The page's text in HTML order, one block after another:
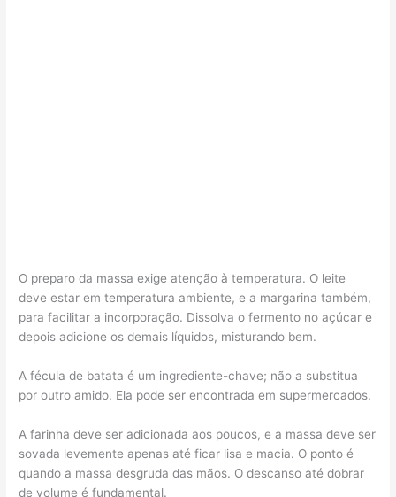
O preparo da massa exige atenção à temperatura. O leite
deve estar em temperatura ambiente, e a margarina também,
para facilitar a incorporação. Dissolva o fermento no açúcar e
depois adicione os demais líquidos, misturando bem.
A fécula de batata é um ingrediente-chave; não a substitua
por outro amido. Ela pode ser encontrada em supermercados.
A farinha deve ser adicionada aos poucos, e a massa deve ser
sovada levemente apenas até ficar lisa e macia. O ponto é
quando a massa desgruda das mãos. O descanso até dobrar
de volume é fundamental.